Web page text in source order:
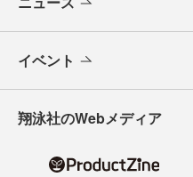
イベント
翔泳社のWebメディア